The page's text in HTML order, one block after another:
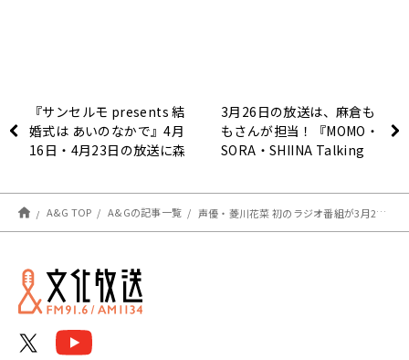
『サンセルモ presents 結
婚式は あいのなかで』4月
16日・4月23日の放送に森
3月26日の放送は、麻倉も
もさんが担当！『MOMO・
SORA・SHIINA Talking
A&G TOP A&Gの記事一覧 声優・菱川花菜 初のラジオ番組が3月29日（火）からスタート！